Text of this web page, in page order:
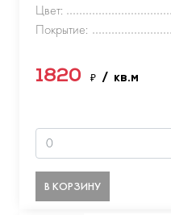
Цвет:
Покрытие:
1820 ₽ / кв.м
В КОРЗИНУ